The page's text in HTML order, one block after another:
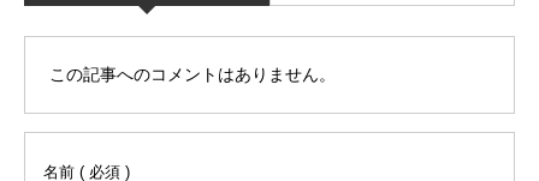
この記事へのコメントはありません。
名前 ( 必須 )